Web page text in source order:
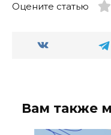
Оцените статью
Вам также